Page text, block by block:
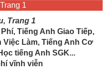
1
Trang 1
Tiếng Anh Giao Tiếp,
Làm, Tiếng Anh Cơ
tiếng Anh SGK...
vĩnh viễn